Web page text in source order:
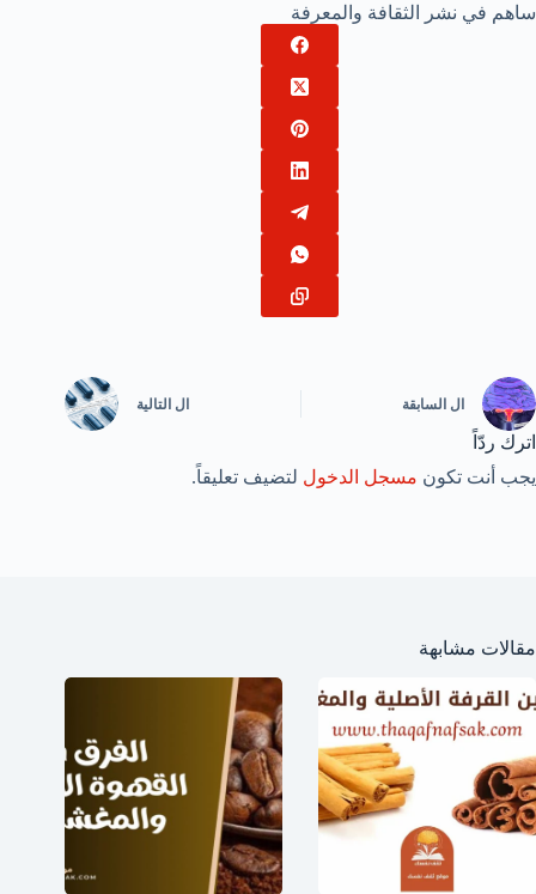
ساهم في نشر الثقافة والمعرفة
ال السابقة ال التالية
اترك ردّاً
يجب أنت تكون مسجل الدخول لتضيف تعليقاً.
مقالات مشابهة